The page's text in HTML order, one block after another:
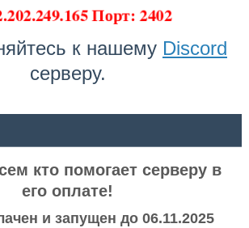
Порт: 2402
к нашему Discord
серверу.
кто помогает серверу в
его оплате!
и запущен до 06.11.2025